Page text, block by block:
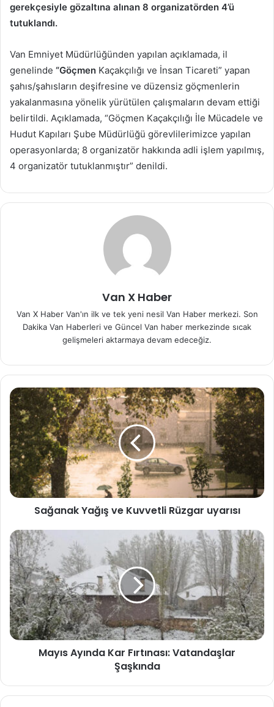
gerekçesiyle gözaltına alınan 8 organizatörden 4’ü
tutuklandı.
Van Emniyet Müdürlüğünden yapılan açıklamada, il
genelinde “Göçmen Kaçakçılığı ve İnsan Ticareti” yapan
şahıs/şahısların deşifresine ve düzensiz göçmenlerin
yakalanmasına yönelik yürütülen çalışmaların devam ettiği
belirtildi. Açıklamada, “Göçmen Kaçakçılığı İle Mücadele ve
Hudut Kapıları Şube Müdürlüğü görevlilerimizce yapılan
operasyonlarda; 8 organizatör hakkında adli işlem yapılmış,
4 organizatör tutuklanmıştır” denildi.
Van X Haber
Van X Haber Van'ın ilk ve tek yeni nesil Van Haber merkezi. Son
Dakika Van Haberleri ve Güncel Van haber merkezinde sıcak
gelişmeleri aktarmaya devam edeceğiz.
Sağanak Yağış ve Kuvvetli Rüzgar uyarısı
Mayıs Ayında Kar Fırtınası: Vatandaşlar
Şaşkında